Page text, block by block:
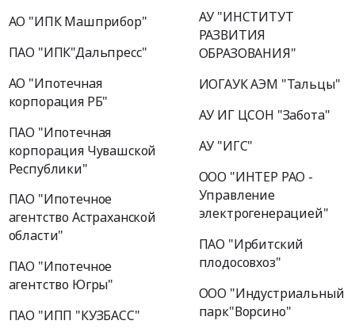
АО "ИПК Машприбор"
ПАО "ИПК"Дальпресс"
АО "Ипотечная
корпорация РБ"
ПАО "Ипотечная
корпорация Чувашской
Республики"
ПАО "Ипотечное
агентство Астраханской
области"
ПАО "Ипотечное
агентство Югры"
ПАО "ИПП "КУЗБАСС"
АУ "ИНСТИТУТ
РАЗВИТИЯ
ОБРАЗОВАНИЯ"
ИОГАУК АЭМ "Тальцы"
АУ ИГ ЦСОН "Забота"
АУ "ИГС"
ООО "ИНТЕР РАО -
Управление
электрогенерацией"
ПАО "Ирбитский
плодосовхоз"
ООО "Индустриальный
парк"Ворсино"